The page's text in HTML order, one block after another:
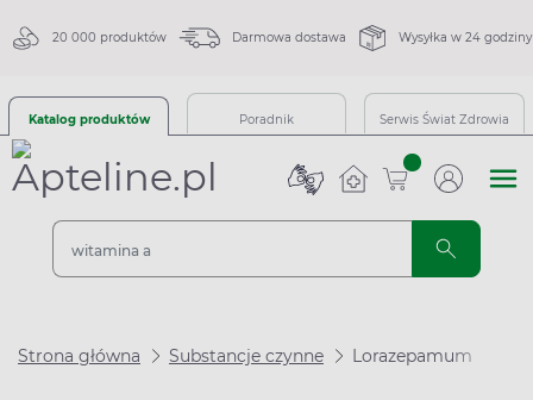
20 000 produktów Darmowa dostawa Wysyłka w 24 godziny
Katalog produktów Poradnik Serwis Świat Zdrowia
sztuk
Strona główna Substancje czynne Lorazepamum